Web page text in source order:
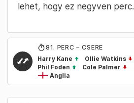
lehet, hogy ez negyven perc.
81 . PERC – CSERE
Harry Kane
Ollie Watkins
Phil Foden
Cole Palmer
Anglia